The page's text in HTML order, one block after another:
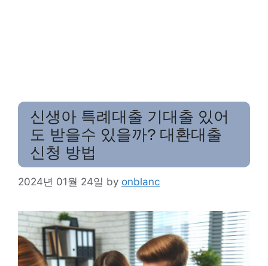
신생아 특례대출 기대출 있어
도 받을수 있을까? 대환대출
신청 방법
2024년 01월 24일 by onblanc